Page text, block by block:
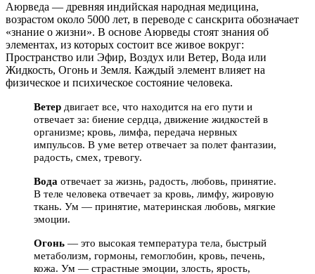
Аюрведа — древняя индийская народная медицина,
возрастом около 5000 лет, в переводе с санскрита обозначает
«знание о жизни». В основе Аюрведы стоят знания об
элементах, из которых состоит все живое вокруг:
Пространство или Эфир, Воздух или Ветер, Вода или
Жидкость, Огонь и Земля. Каждый элемент влияет на
физическое и психическое состояние человека.
Ветер двигает все, что находится на его пути и
отвечает за: биение сердца, движение жидкостей в
организме; кровь, лимфа, передача нервных
импульсов. В уме ветер отвечает за полет фантазии,
радость, смех, тревогу.
Вода отвечает за жизнь, радость, любовь, принятие.
В теле человека отвечает за кровь, лимфу, жировую
ткань. Ум — принятие, материнская любовь, мягкие
эмоции.
Огонь — это высокая температура тела, быстрый
метаболизм, гормоны, гемоглобин, кровь, печень,
кожа. Ум — страстные эмоции, злость, ярость,